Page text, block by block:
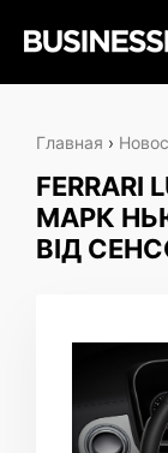
Главная ›
МАРК
ВІД